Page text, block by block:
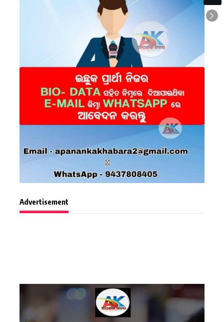
Advertisement